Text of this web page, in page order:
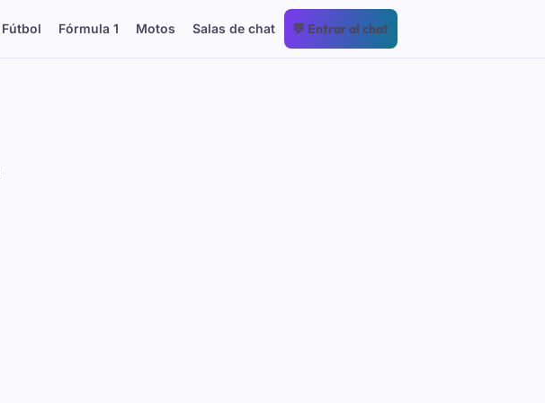
Fútbol Fórmula 1 Motos Salas de chat 💬 Entrar al chat